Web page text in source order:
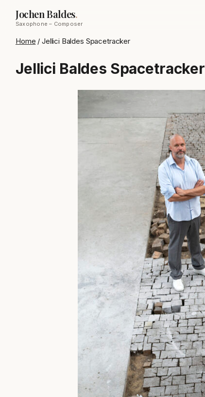
Jochen Baldes.
Saxophone – Composer
Home / Jellici Baldes Spacetracker
Jellici Baldes Spacetracker